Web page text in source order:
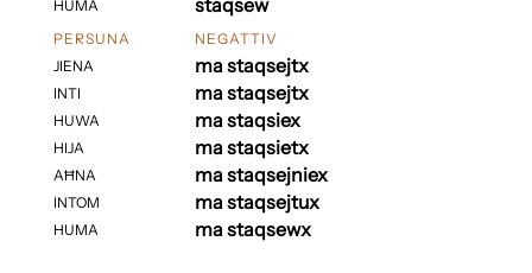
HUMA
staqsew
PERSUNA
JIENA
INTI
HUWA
HIJA
AĦNA
INTOM
HUMA
NEGATTIV
ma staqsejtx
ma staqsejtx
ma staqsiex
ma staqsietx
ma staqsejniex
ma staqsejtux
ma staqsewx